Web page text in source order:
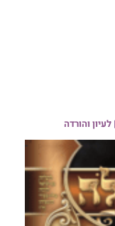
והורדה